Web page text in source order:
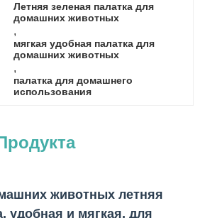
Летняя зеленая палатка для
домашних животных
,
мягкая удобная палатка для
домашних животных
,
палатка для домашнего
использования
животных летняя
удобная и мягкая, для